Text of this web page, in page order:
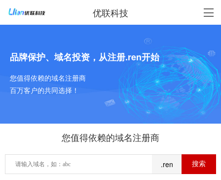
优联科技
品牌保护、域名投资，从注册.ren开始
您值得依赖的域名注册商
百万客户的共同选择！
您值得依赖的域名注册商
.ren